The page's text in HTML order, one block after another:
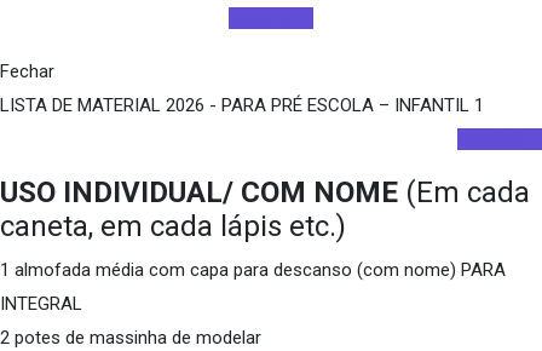
Fechar
LISTA DE MATERIAL 2026 - PARA PRÉ ESCOLA – INFANTIL 1
USO INDIVIDUAL/ COM NOME (Em cada
caneta, em cada lápis etc.)
1 almofada média com capa para descanso (com nome) PARA
INTEGRAL
2 potes de massinha de modelar